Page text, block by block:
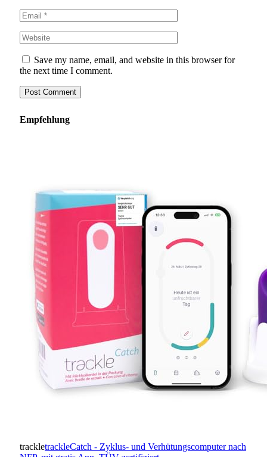
Save my name, email, and website in this browser for
the next time I comment.
Empfehlung
trackletrackleCatch - Zyklus- und Verhütungscomputer nach